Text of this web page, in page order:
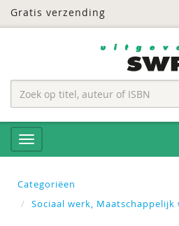
Gratis verzending
Categoriëen
Sociaal werk, Maatschappelijk